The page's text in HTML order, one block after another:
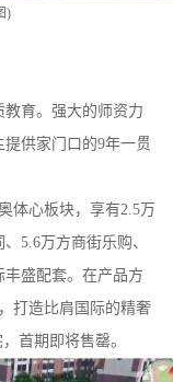
)
育。强大的师资力
提供家门口的9年一贯
体心板块，享有2.5万
5.6万方商街乐购、
盛配套。在产品方
打造比肩国际的精奢
首期即将售罄。